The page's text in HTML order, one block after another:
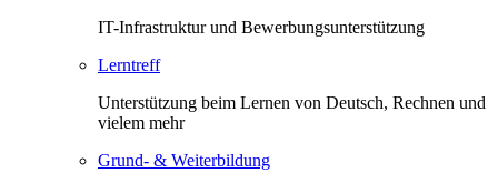
IT-Infrastruktur und Bewerbungsunterstützung
Lerntreff
Unterstützung beim Lernen von Deutsch, Rechnen und
vielem mehr
Grund- & Weiterbildung